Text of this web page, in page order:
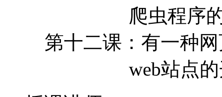
爬虫程序的
第十二课：有一种
web站点的开